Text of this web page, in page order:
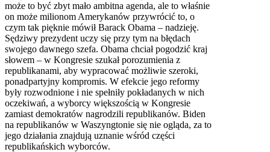
może to być zbyt mało ambitna agenda, ale to właśnie
on może milionom Amerykanów przywrócić to, o
czym tak pięknie mówił Barack Obama – nadzieję.
Sędziwy prezydent uczy się przy tym na błędach
swojego dawnego szefa. Obama chciał pogodzić kraj
słowem – w Kongresie szukał porozumienia z
republikanami, aby wypracować możliwie szeroki,
ponadpartyjny kompromis. W efekcie jego reformy
były rozwodnione i nie spełniły pokładanych w nich
oczekiwań, a wyborcy większością w Kongresie
zamiast demokratów nagrodzili republikanów. Biden
na republikanów w Waszyngtonie się nie ogląda, za to
jego działania znajdują uznanie wśród części
republikańskich wyborców.